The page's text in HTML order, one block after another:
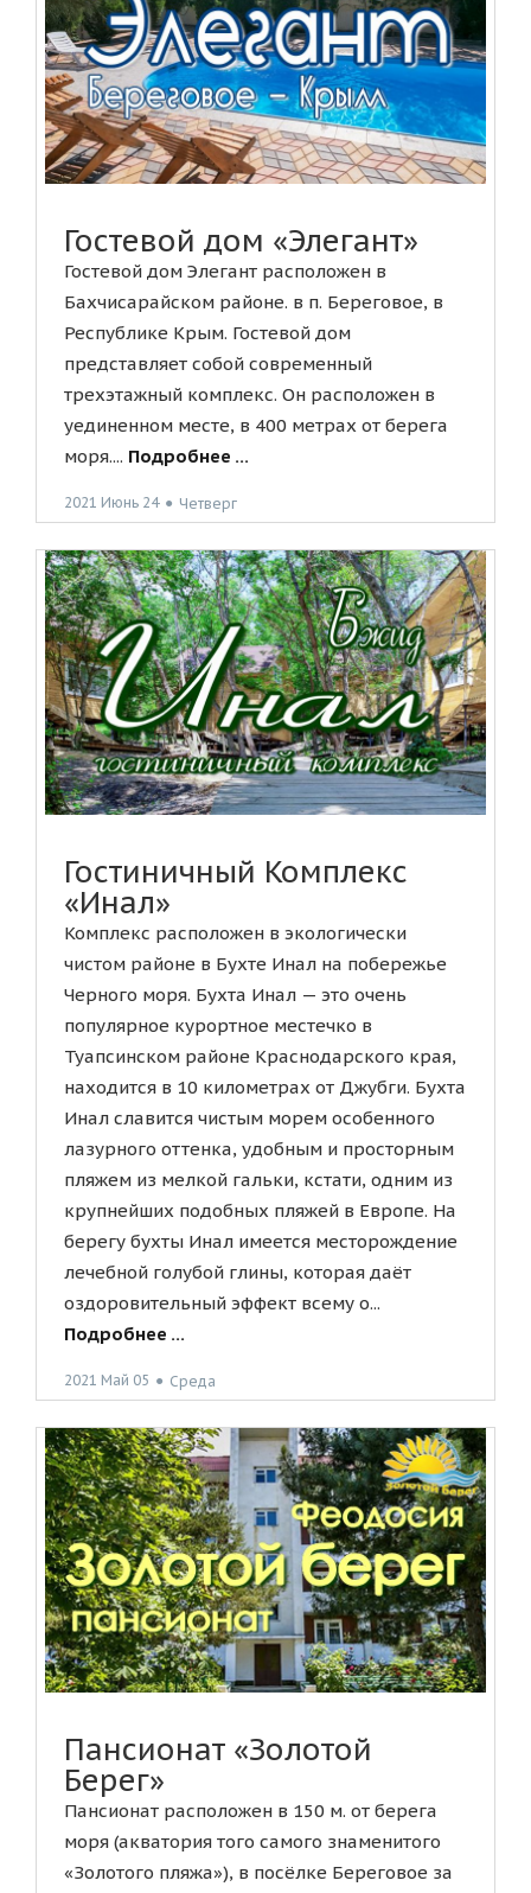
Гостевой дом «Элегант»
Гостевой дом Элегант расположен в
Бахчисарайском районе. в п. Береговое, в
Республике Крым. Гостевой дом
представляет собой современный
трехэтажный комплекс. Он расположен в
уединенном месте, в 400 метрах от берега
моря.... Подробнее ...
2021 Июнь 24 ● Четверг
Гостиничный Комплекс
«Инал»
Комплекс расположен в экологически
чистом районе в Бухте Инал на побережье
Черного моря. Бухта Инал — это очень
популярное курортное местечко в
Туапсинском районе Краснодарского края,
находится в 10 километрах от Джубги. Бухта
Инал славится чистым морем особенного
лазурного оттенка, удобным и просторным
пляжем из мелкой гальки, кстати, одним из
крупнейших подобных пляжей в Европе. На
берегу бухты Инал имеется месторождение
лечебной голубой глины, которая даёт
оздоровительный эффект всему о...
Подробнее ...
2021 Май 05 ● Среда
Пансионат «Золотой
Берег»
Пансионат расположен в 150 м. от берега
моря (акватория того самого знаменитого
«Золотого пляжа»), в посёлке Береговое за